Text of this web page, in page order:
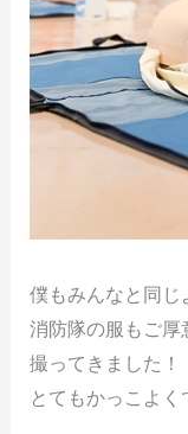
僕もみんなと同じ
消防隊の服もご
撮ってきました！
とてもかっこよ